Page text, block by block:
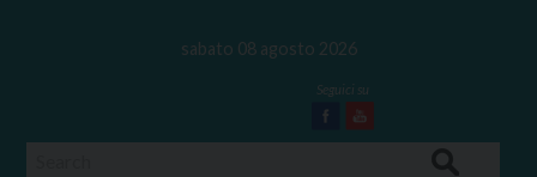
sabato 08 agosto 2026
Facebook
Youtube